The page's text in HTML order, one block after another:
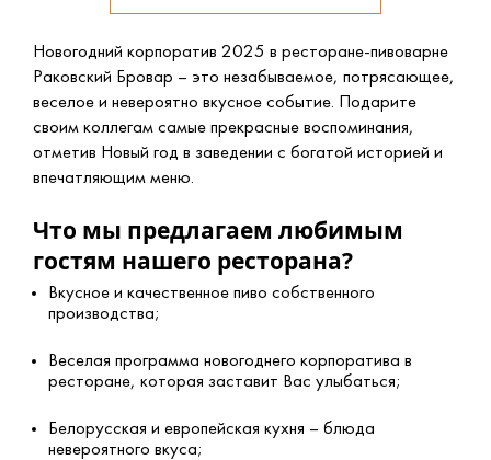
Новогодний корпоратив 2025 в ресторане-пивоварне
Раковский Бровар – это незабываемое, потрясающее,
веселое и невероятно вкусное событие. Подарите
своим коллегам самые прекрасные воспоминания,
отметив Новый год в заведении с богатой историей и
впечатляющим меню.
Что мы предлагаем любимым
гостям нашего ресторана?
Вкусное и качественное пиво собственного
производства;
Веселая программа новогоднего корпоратива в
ресторане, которая заставит Вас улыбаться;
Белорусская и европейская кухня – блюда
невероятного вкуса;